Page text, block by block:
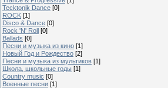
Tecktonik Dance [0]
ROCK [1]
Disco & Dance [0]
Rock 'N' Roll [0]
Ballads [0]
Песни и музыка из кино [1]
Новый Год и Рождество [2]
Песни и музыка из мультиков [1]
Школа, школьные годы [1]
Country music [0]
Военные песни [1]